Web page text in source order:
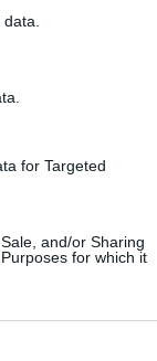
for Targeted
and/or Sharing
for which it
17 nei pressi
Sv e un pick
con la strada
ha colpito